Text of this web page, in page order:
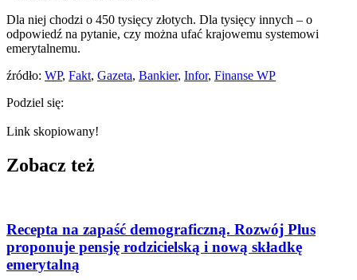
Dla niej chodzi o 450 tysięcy złotych. Dla tysięcy innych – o
odpowiedź na pytanie, czy można ufać krajowemu systemowi
emerytalnemu.
źródło: WP, Fakt, Gazeta, Bankier, Infor, Finanse WP
Podziel się:
Link skopiowany!
Zobacz też
Recepta na zapaść demograficzną. Rozwój Plus
proponuje pensję rodzicielską i nową składkę
emerytalną